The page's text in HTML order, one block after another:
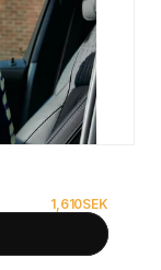
1,610SEK